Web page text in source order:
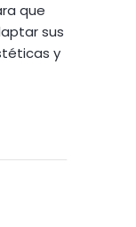
que
sus
y